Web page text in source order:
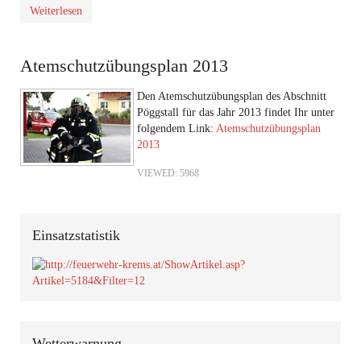
Weiterlesen
Atemschutzübungsplan 2013
Den Atemschutzübungsplan des Abschnitt
Pöggstall für das Jahr 2013 findet Ihr unter
folgendem Link:Atemschutzübungsplan
2013
VIEWED: 5968
Einsatzstatistik